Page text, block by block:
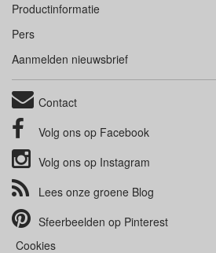
Productinformatie
Pers
Aanmelden nieuwsbrief
Contact
Volg ons op Facebook
Volg ons op Instagram
Lees onze groene Blog
Sfeerbeelden op Pinterest
Cookies